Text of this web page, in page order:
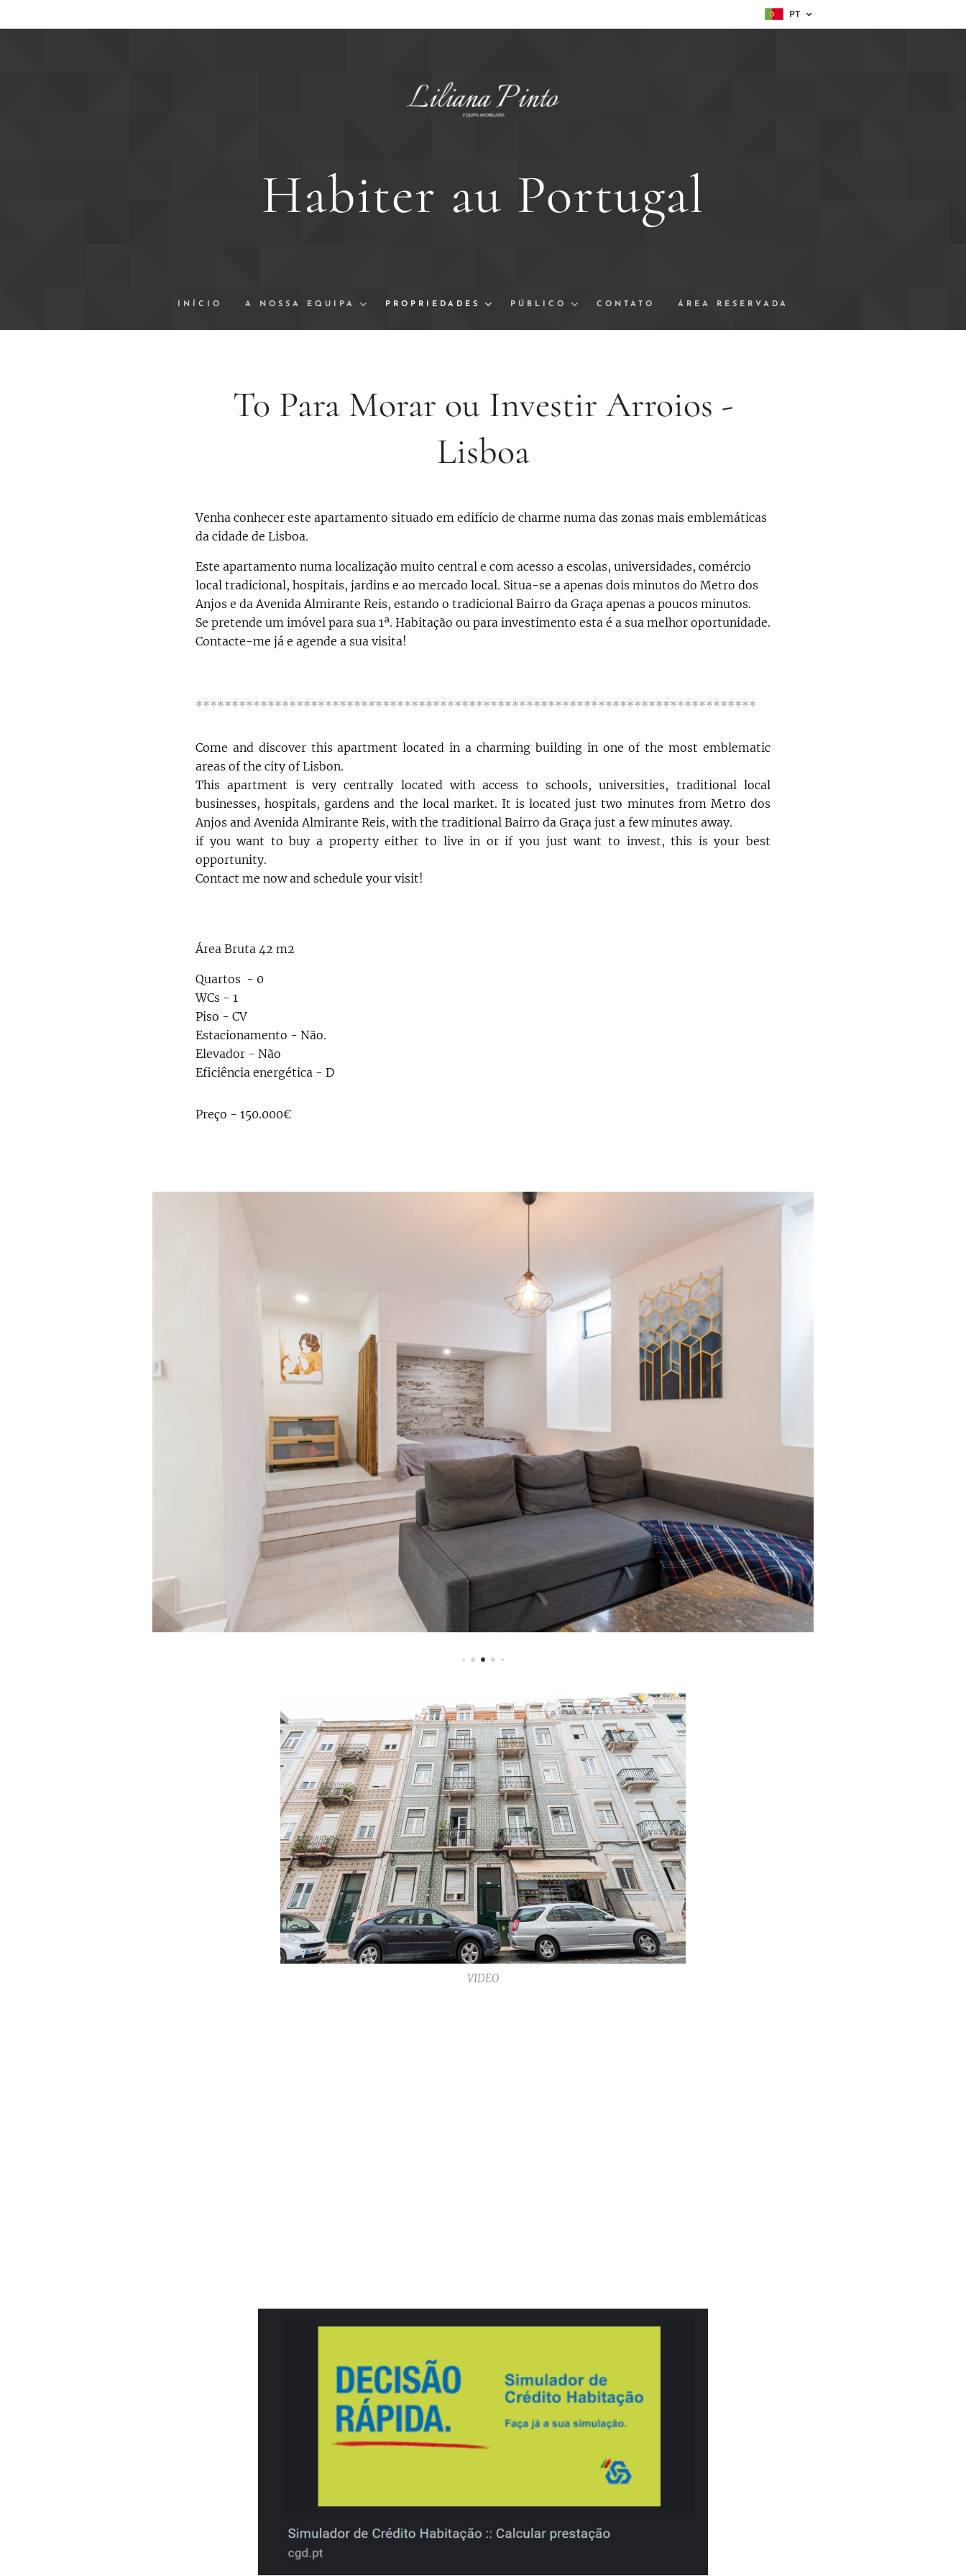
PT
Habiter au Portugal
INÍCIO A NOSSA EQUIPA PROPRIEDADES PÚBLICO CONTATO ÁREA RESERVADA
T0 Para Morar ou Investir Arroios -
Lisboa
Venha conhecer este apartamento situado em edifício de charme numa das zonas mais emblemáticas
da cidade de Lisboa.
Este apartamento numa localização muito central e com acesso a escolas, universidades, comércio
local tradicional, hospitais, jardins e ao mercado local. Situa-se a apenas dois minutos do Metro dos
Anjos e da Avenida Almirante Reis, estando o tradicional Bairro da Graça apenas a poucos minutos.
Se pretende um imóvel para sua 1ª. Habitação ou para investimento esta é a sua melhor oportunidade.
Contacte-me já e agende a sua visita!
******************************************************************************
Come and discover this apartment located in a charming building in one of the most emblematic
areas of the city of Lisbon.
This apartment is very centrally located with access to schools, universities, traditional local
businesses, hospitals, gardens and the local market. It is located just two minutes from Metro dos
Anjos and Avenida Almirante Reis, with the traditional Bairro da Graça just a few minutes away.
if you want to buy a property either to live in or if you just want to invest, this is your best
opportunity.
Contact me now and schedule your visit!
Área Bruta 42 m2
Quartos - 0
WCs - 1
Piso - CV
Estacionamento - Não.
Elevador - Não
Eficiência energética - D
Preço - 150.000€
VIDEO